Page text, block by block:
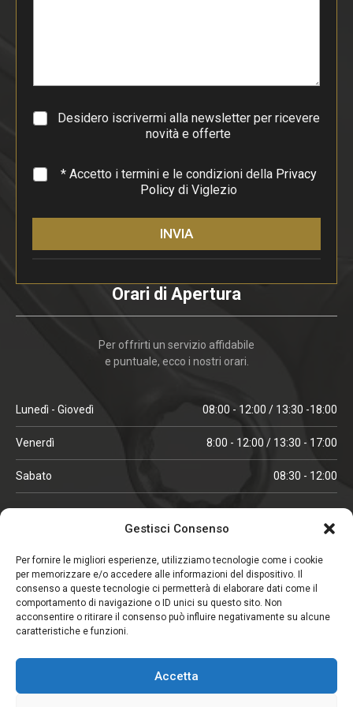
Gestisci Consenso
Per fornire le migliori esperienze, utilizziamo tecnologie come i cookie
per memorizzare e/o accedere alle informazioni del dispositivo. Il
consenso a queste tecnologie ci permetterà di elaborare dati come il
comportamento di navigazione o ID unici su questo sito. Non
acconsentire o ritirare il consenso può influire negativamente su alcune
caratteristiche e funzioni.
Accetta
g
a
f
Desidero iscrivermi alla newsletter per ricevere
novità e offerte
* * Accetto i termini e le condizioni della Privacy
Policydi Viglezio
INVIA
Orari di Apertura
Per offrirti un servizio affidabile
e puntuale, ecco i nostri orari.
Lunedì - Giovedì 08:00 - 12:00 / 13:30 -18:00
Venerdì 8:00 - 12:00 / 13:30 - 17:00
Sabato 08:30 - 12:00
ORARI IN ALTA STAGIONE
Lunedì - Venerdì 08:00 - 12:00 / 13:30 -18:00
Sabato 08:00 - 12:00
CHIUSO IL SABATO
(gennaio, febbraio, agosto, settembre)